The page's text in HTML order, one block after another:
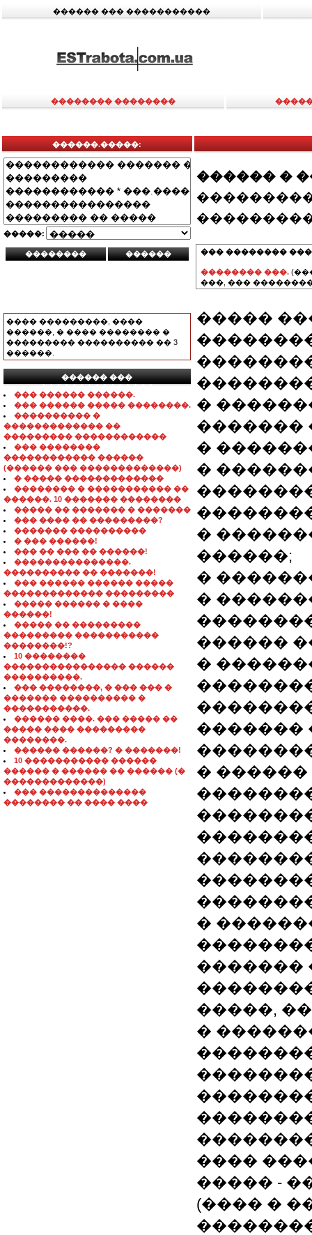
������ ��� �����������
�������� ��������
������.�����:
�����:
���� ���������, ����
������, � ���� �������� �
��������� ���������� �� 3
������.
������ ���
���������������
��� ������ ������.
��� ������ ����� ��������.
���������� �
������������� ��
��������� ������������
��� ��������
������������ ������
(������ ��� �������������)
� ����� �������������
�������� � ����������� ��
������. 10 ������� ��������
����� �� ������� � �������
��� ���� �� ���������?
������� ����������
� ��� ������!
��� �� ��� �� ������!
���������������.
���������� �� �������!
��� ������ ������ �����
������������� ���������
����� ������ � ����
������!
����� �� ���������
��������� �����������
��������!?
10 ��������
���������������� ������
����������.
��� ��������, � ��� ��� �
������� ���������� �
�����������.
������ ����. ��� ����� ��
����� ���� ���������
��������.
������ ������? � �������!
10 ����������� ������
������ � ������ �� ������ (�
�������������)
��� ��������������
�������� �� ���� ����
������ �
��� ��������
�������� ���.
���, ���
�����
�
�������
�
�
�
������;
�
�
������
�
�������
�
�
�������
�����,
�
����
����� -
(���� �